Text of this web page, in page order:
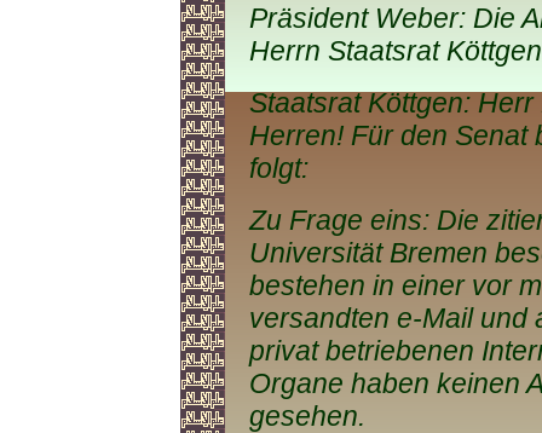
Präsident Weber: Die
Herrn Staatsrat
Staatsrat Köttgen:
Herren! Für den Senat
folgt:
Zu Frage eins: Die
Universität Bremen
bestehen in einer vor
versandten e-Mail und
privat betriebenen
Organe haben keinen
gesehen.